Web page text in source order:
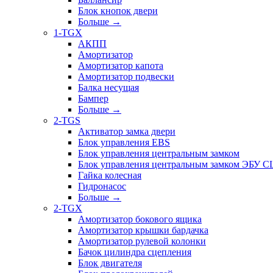
Блок кнопок двери
Больше →
1-TGX
АКПП
Амортизатор
Амортизатор капота
Амортизатор подвески
Балка несущая
Бампер
Больше →
2-TGS
Активатор замка двери
Блок управления EBS
Блок управления центральным замком
Блок управления центральным замком ЭБУ
Гайка колесная
Гидронасос
Больше →
2-TGX
Амортизатор бокового ящика
Амортизатор крышки бардачка
Амортизатор рулевой колонки
Бачок цилиндра сцепления
Блок двигателя